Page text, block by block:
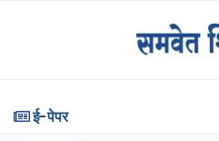
ई-पेपर